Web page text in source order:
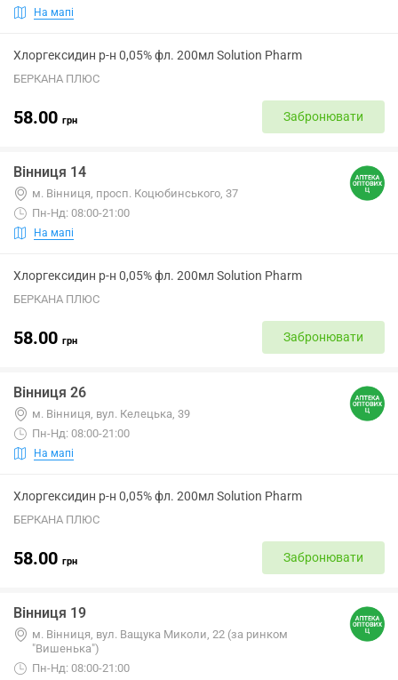
На мапі
Хлоргексидин р-н 0,05% фл. 200мл Solution Pharm
БЕРКАНА ПЛЮС
58.00 грн Забронювати
Вінниця 14
м. Вінниця, просп. Коцюбинського, 37
Пн-Нд: 08:00-21:00
На мапі
Хлоргексидин р-н 0,05% фл. 200мл Solution Pharm
БЕРКАНА ПЛЮС
58.00 грн Забронювати
Вінниця 26
м. Вінниця, вул. Келецька, 39
Пн-Нд: 08:00-21:00
На мапі
Хлоргексидин р-н 0,05% фл. 200мл Solution Pharm
БЕРКАНА ПЛЮС
58.00 грн Забронювати
Вінниця 19
м. Вінниця, вул. Ващука Миколи, 22 (за ринком
"Вишенька")
Пн-Нд: 08:00-21:00